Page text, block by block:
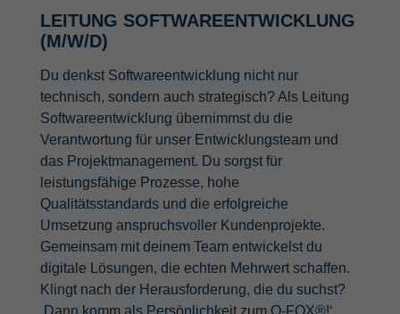
LEITUNG SOFTWAREENTWICKLUNG
(M/W/D)
Du denkst Softwareentwicklung nicht nur
technisch, sondern auch strategisch? Als Leitung
Softwareentwicklung übernimmst du die
Verantwortung für unser Entwicklungsteam und
das Projektmanagement. Du sorgst für
leistungsfähige Prozesse, hohe
Qualitätsstandards und die erfolgreiche
Umsetzung anspruchsvoller Kundenprojekte.
Gemeinsam mit deinem Team entwickelst du
digitale Lösungen, die echten Mehrwert schaffen.
Klingt nach der Herausforderung, die du suchst?
,Dann komm als Persönlichkeit zum Q-FOX®!‘